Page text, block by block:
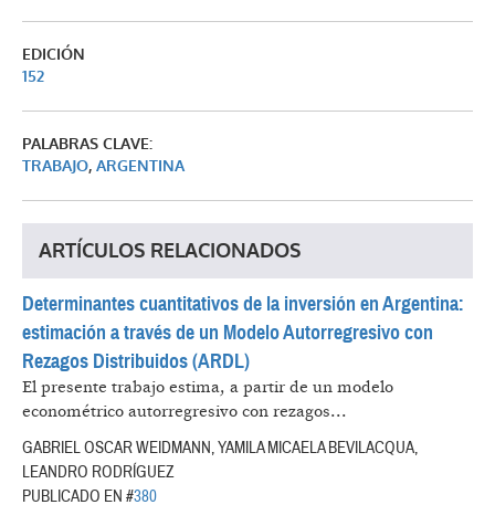
EDICIÓN
152
PALABRAS CLAVE:
TRABAJO, ARGENTINA
ARTÍCULOS RELACIONADOS
Determinantes cuantitativos de la inversión en Argentina:
estimación a través de un Modelo Autorregresivo con
Rezagos Distribuidos (ARDL)
El presente trabajo estima, a partir de un modelo
econométrico autorregresivo con rezagos...
GABRIEL OSCAR WEIDMANN, YAMILA MICAELA BEVILACQUA,
LEANDRO RODRÍGUEZ
PUBLICADO EN #380